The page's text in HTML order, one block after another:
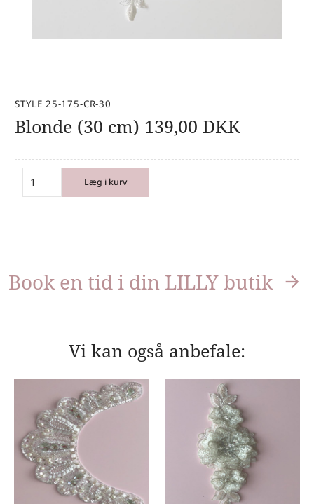
STYLE 25-175-CR-30
Blonde (30 cm) 139,00 DKK
Læg i kurv
Book en tid i din LILLY butik
Vi kan også anbefale: